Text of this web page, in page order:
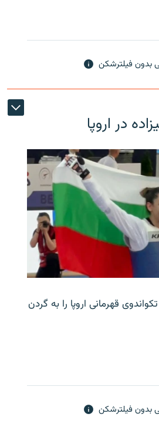
بدون فیلترشکن
در اروپا
قهرمانی اروپا را به گردن
بدون فیلترشکن